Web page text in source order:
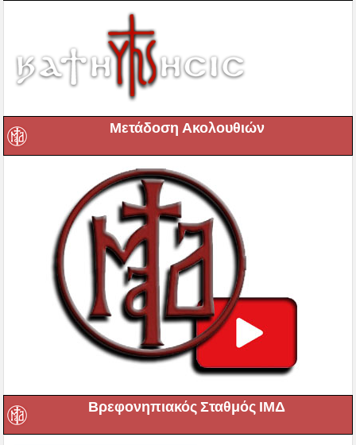
Μετάδοση Ακολουθιών
Βρεφονηπιακός Σταθμός ΙΜΔ